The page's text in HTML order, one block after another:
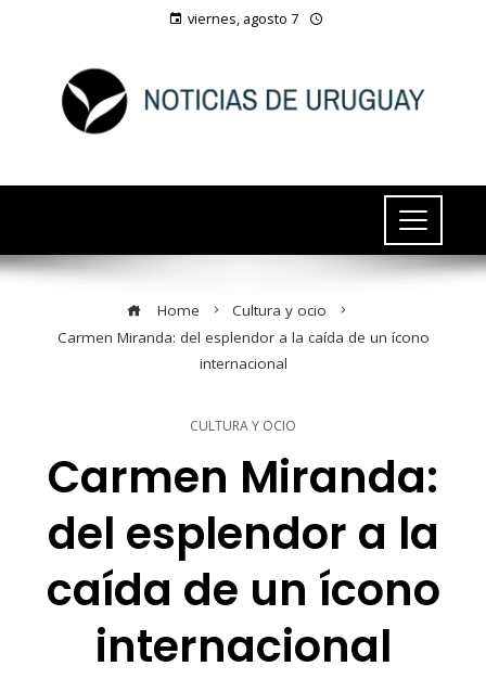
viernes, agosto 7
Home
Cultura y ocio
Carmen Miranda: del esplendor a la caída de un ícono
internacional
CULTURA Y OCIO
Carmen Miranda:
del esplendor a la
caída de un ícono
internacional